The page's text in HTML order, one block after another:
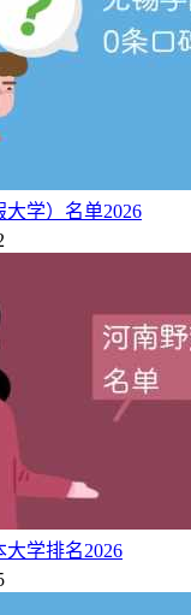
学）名单2026
学排名2026